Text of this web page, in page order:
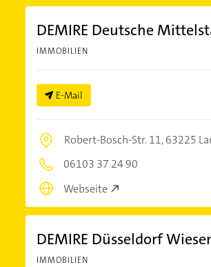
DEMIRE Deutsche
IMMOBILIEN
E-Mail
Robert-Bosch-Str. 11,63225
06103 37 24 90
Webseite
DEMIRE Düsseldorf
IMMOBILIEN